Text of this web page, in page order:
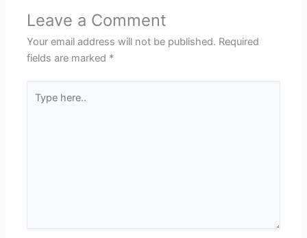
Leave a Comment
Your email address will not be published. Required
fields are marked *
here..